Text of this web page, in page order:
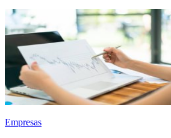
Empresas